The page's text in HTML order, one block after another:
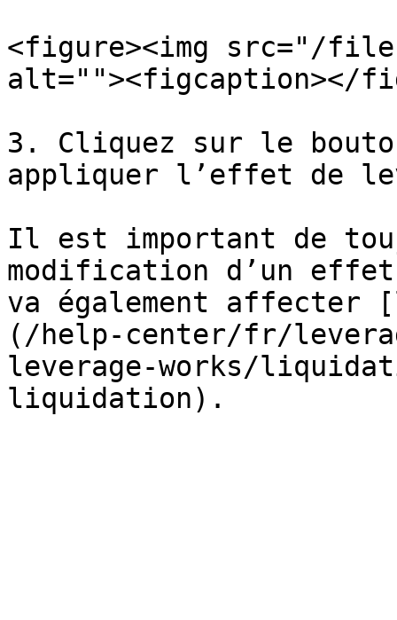
<figure><img src="/
alt=""><figcaption></
3. Cliquez sur le
appliquer l’effet de
Il est important de
modification d’un
va également affecter
(/help-center/fr/
leverage-works/